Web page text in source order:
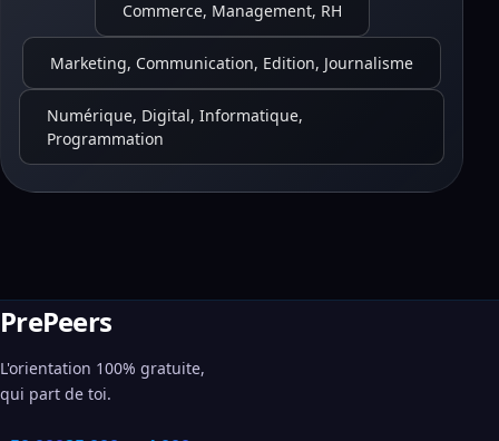
Commerce, Management, RH
Marketing, Communication, Edition, Journalisme
Numérique, Digital, Informatique,
Programmation
PrePeers
L'orientation 100% gratuite,
qui part de toi.